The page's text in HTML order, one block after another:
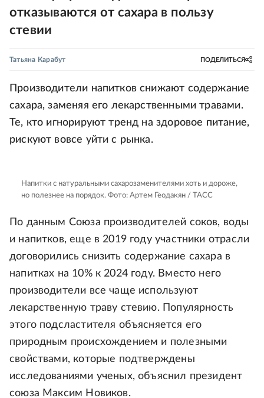
отказываются от сахара в пользу
стевии
Татьяна Карабут ПОДЕЛИТЬСЯ
Производители напитков снижают содержание
сахара, заменяя его лекарственными травами.
Те, кто игнорируют тренд на здоровое питание,
рискуют вовсе уйти с рынка.
Напитки с натуральными сахарозаменителями хоть и дороже,
но полезнее на порядок. Фото: Артем Геодакян / ТАСС
По данным Союза производителей соков, воды
и напитков, еще в 2019 году участники отрасли
договорились снизить содержание сахара в
напитках на 10% к 2024 году. Вместо него
производители все чаще используют
лекарственную траву стевию. Популярность
этого подсластителя объясняется его
природным происхождением и полезными
свойствами, которые подтверждены
исследованиями ученых, объяснил президент
союза Максим Новиков.